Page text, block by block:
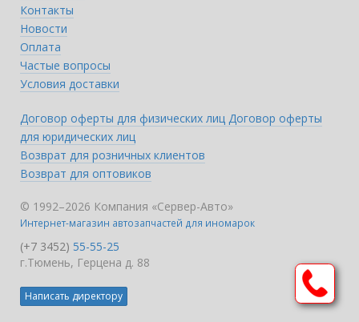
Контакты
Новости
Оплата
Частые вопросы
Условия доставки
Договор оферты для физических лиц Договор оферты
для юридических лиц
Возврат для розничных клиентов
Возврат для оптовиков
© 1992–2026 Компания «Сервер-Авто»
Интернет-магазин автозапчастей для иномарок
(+7 3452) 55-55-25
г.Тюмень, Герцена д. 88
Написать директору